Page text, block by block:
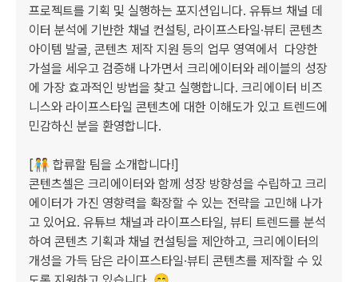
프로젝트를 기획 및 ​실행하는 ​포지션입니다. 유튜브 채널 ​데
이터 ​분석에 ​기반한 채널 컨설팅, ​라이프스타일·뷰티 콘텐츠 ​
아이템 ​발굴, 콘텐츠 ​제작 지원 ​등의 ​업무 영역에서  ​다양한
가설을 ​세우고 검증해 나가면서 크리에이터와 레이블의 성장
에 가장 효과적인 방법을 찾고 실행합니다. 크리에이터 비즈
니스와 라이프스타일 콘텐츠에 대한 이해도가 있고 트렌드에
민감하신 분을 환영합니다.
[🧑‍🤝‍🧑 합류할 팀을 소개합니다!]
콘텐츠셀은 크리에이터와 함께 성장 방향성을 수립하고 크리
에이터가 가진 영향력을 확장할 수 있는 전략을 고민해 나가
고 있어요. 유튜브 채널과 라이프스타일, 뷰티 트렌드를 분석
하여 콘텐츠 기획과 채널 컨설팅을 제안하고, 크리에이터의
개성을 가득 담은 라이프스타일·뷰티 콘텐츠를 제작할 수 있